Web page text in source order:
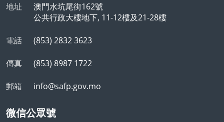
地址
澳門水坑尾街162號
公共行政大樓地下, 11-12樓及21-28樓
電話 (853) 2832 3623
傳真 (853) 8987 1722
郵箱 info@safp.gov.mo
微信公眾號